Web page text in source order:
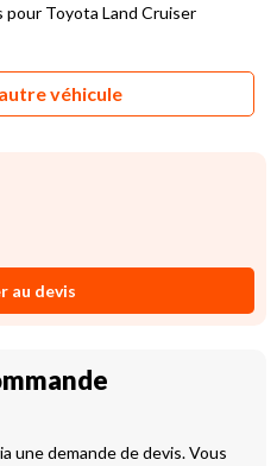
pour Toyota Land Cruiser
véhicule
au devis
une demande de devis. Vous